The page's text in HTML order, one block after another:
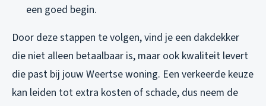
een goed begin.
Door deze stappen te volgen, vind je een dakdekker
die niet alleen betaalbaar is, maar ook kwaliteit levert
die past bij jouw Weertse woning. Een verkeerde keuze
kan leiden tot extra kosten of schade, dus neem de